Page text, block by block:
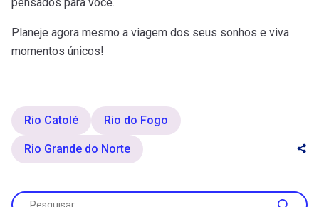
pensados para você.
Planeje agora mesmo a viagem dos seus sonhos e viva
momentos únicos!
Rio Catolé Rio do Fogo
Rio Grande do Norte